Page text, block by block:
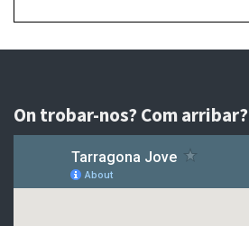
On trobar-nos? Com arribar?